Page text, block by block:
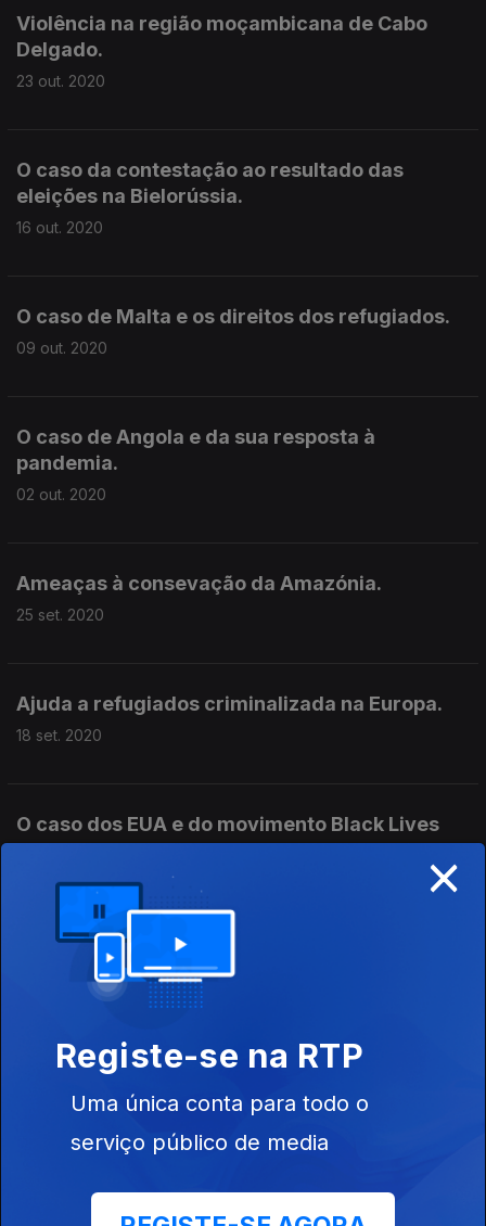
Violência na região moçambicana de Cabo
Delgado.
23 out. 2020
O caso da contestação ao resultado das
eleições na Bielorússia.
16 out. 2020
O caso de Malta e os direitos dos refugiados.
09 out. 2020
O caso de Angola e da sua resposta à
pandemia.
02 out. 2020
Ameaças à consevação da Amazónia.
25 set. 2020
Ajuda a refugiados criminalizada na Europa.
18 set. 2020
O caso dos EUA e do movimento Black Lives
Matter.
11 set. 2020
O caso das crianças Yazidis, sobreviventes do
'Estado Islâmico'
A ameaça silenciosa aos direitos humanos: a
vigilância digital. Com Pedro Neto, diretor da
31 jul. 2020
×
Registe-se na RTP
Uma única conta para todo o
serviço público de media